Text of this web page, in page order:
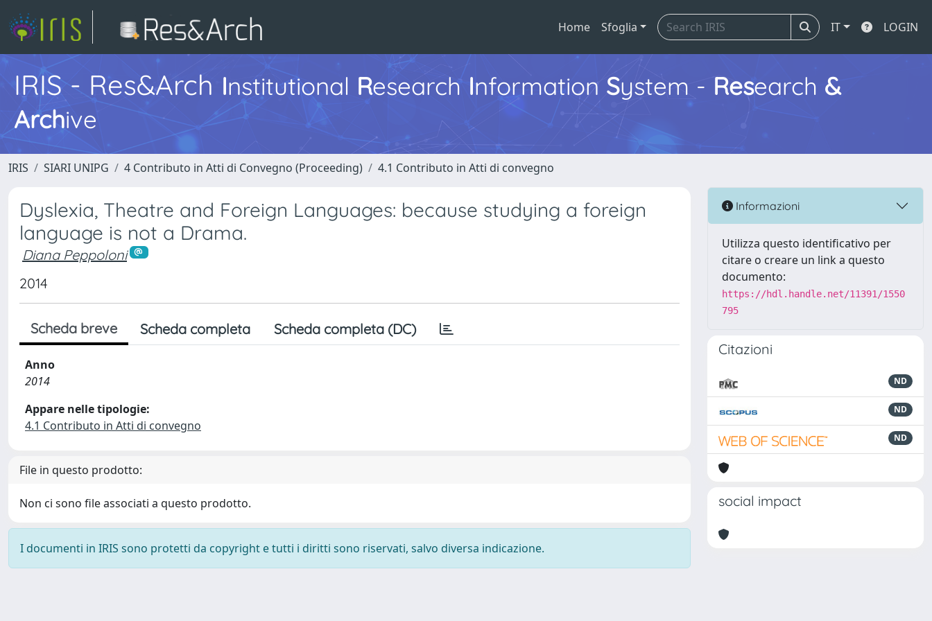
Home Sfoglia IT LOGIN
IRIS - Res&Arch Institutional Research Information System - Research &
Archive
IRIS SIARI UNIPG 4 Contributo in Atti di Convegno (Proceeding) 4.1 Contributo in Atti di convegno
Dyslexia, Theatre and Foreign Languages: because studying a foreign
language is not a Drama.
Diana Peppoloni
2014
Scheda breve Scheda completa Scheda completa (DC)
Anno
2014
Appare nelle tipologie:
4.1 Contributo in Atti di convegno
File in questo prodotto:
Non ci sono file associati a questo prodotto.
I documenti in IRIS sono protetti da copyright e tutti i diritti sono riservati, salvo diversa indicazione.
Informazioni
Utilizza questo identificativo per
citare o creare un link a questo
documento:
https://hdl.handle.net/11391/1550
795
Citazioni
ND
ND
ND
social impact